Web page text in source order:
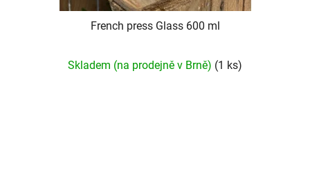
French press Glass 600 ml
Skladem (na prodejně v Brně) (1 ks)